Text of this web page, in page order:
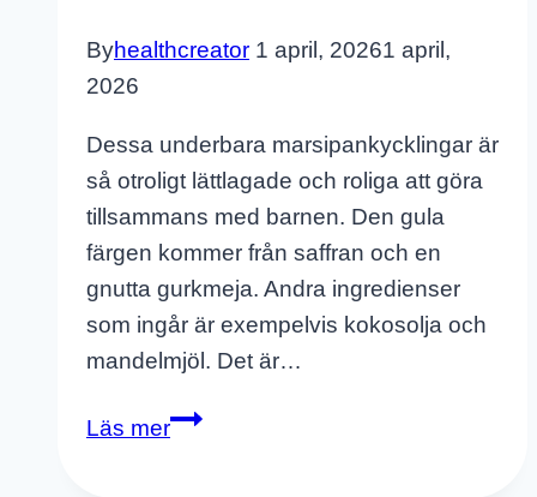
Byhealthcreator 1 april, 20261 april,
2026
Dessa underbara marsipankycklingar är
så otroligt lättlagade och roliga att göra
tillsammans med barnen. Den gula
färgen kommer från saffran och en
gnutta gurkmeja. Andra ingredienser
som ingår är exempelvis kokosolja och
mandelmjöl. Det är…
Läs merMarsipankycklingar